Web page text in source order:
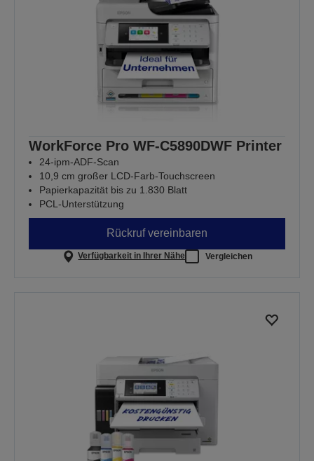
WorkForce Pro WF-C5890DWF Printer
24-ipm-ADF-Scan
10,9 cm großer LCD-Farb-Touchscreen
Papierkapazität bis zu 1.830 Blatt
PCL-Unterstützung
Rückruf vereinbaren
Verfügbarkeit in Ihrer Nähe Vergleichen